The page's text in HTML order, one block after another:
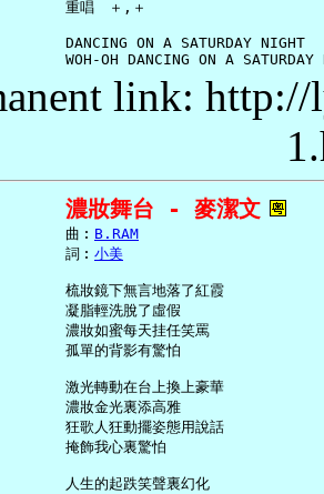
     重唱　＋,＋
     DANCING ON A SATURDAY NIGHT
link:
濃妝舞台 - 麥潔文
     曲︰
B.RAM
     詞︰
小美
     梳妝鏡下無言地落了紅霞
     凝脂輕洗脫了虛假
     濃妝如蜜每天挂任笑罵
     孤單的背影有驚怕
     激光轉動在台上換上豪華
     濃妝金光裏添高雅
     狂歌人狂動擺姿態用說話
     掩飾我心裏驚怕
     人生的起跌笑聲裏幻化